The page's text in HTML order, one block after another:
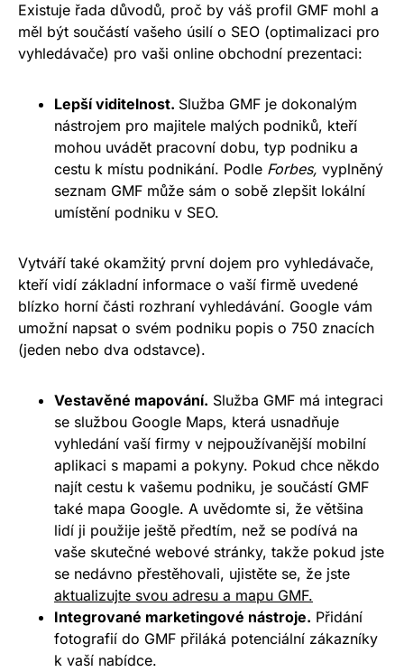
Existuje řada důvodů, proč by váš profil GMF mohl a
měl být součástí vašeho úsilí o SEO (optimalizaci pro
vyhledávače) pro vaši online obchodní prezentaci:
Lepší viditelnost. Služba GMF je dokonalým
nástrojem pro majitele malých podniků, kteří
mohou uvádět pracovní dobu, typ podniku a
cestu k místu podnikání. Podle Forbes, vyplněný
seznam GMF může sám o sobě zlepšit lokální
umístění podniku v SEO.
Vytváří také okamžitý první dojem pro vyhledávače,
kteří vidí základní informace o vaší firmě uvedené
blízko horní části rozhraní vyhledávání. Google vám
umožní napsat o svém podniku popis o 750 znacích
(jeden nebo dva odstavce).
Vestavěné mapování. Služba GMF má integraci
se službou Google Maps, která usnadňuje
vyhledání vaší firmy v nejpoužívanější mobilní
aplikaci s mapami a pokyny. Pokud chce někdo
najít cestu k vašemu podniku, je součástí GMF
také mapa Google. A uvědomte si, že většina
lidí ji použije ještě předtím, než se podívá na
vaše skutečné webové stránky, takže pokud jste
se nedávno přestěhovali, ujistěte se, že jste
aktualizujte svou adresu a mapu GMF.
Integrované marketingové nástroje. Přidání
fotografií do GMF přiláká potenciální zákazníky
k vaší nabídce.